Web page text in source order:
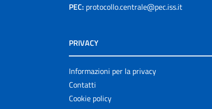
PEC: protocollo.centrale@pec.iss.it
PRIVACY
Informazioni per la privacy
Contatti
Cookie policy